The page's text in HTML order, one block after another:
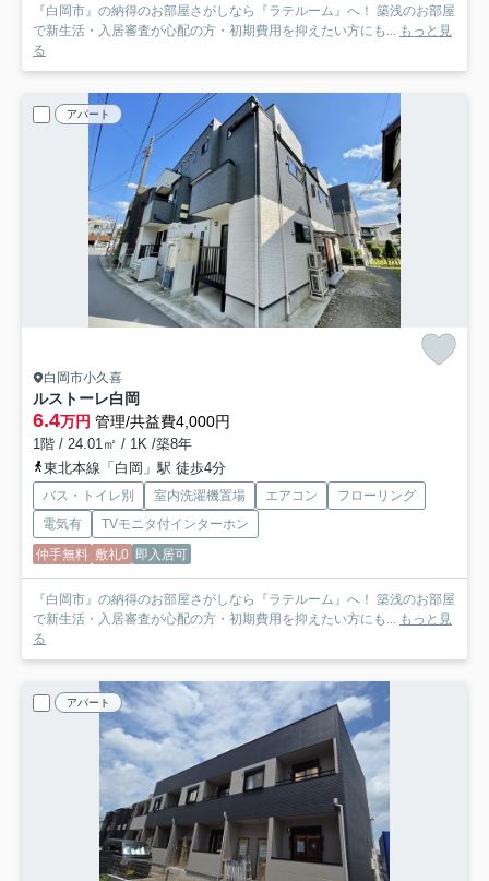
『白岡市』の納得のお部屋さがしなら『ラテルーム』へ！ 築浅のお部屋
で新生活・入居審査が心配の方・初期費用を抑えたい方にも... もっと見
る
アパート
白岡市小久喜
ルストーレ白岡
6.4万円 管理/共益費4,000円
1階 / 24.01㎡ / 1K /築8年
東北本線「白岡」駅 徒歩4分
バス・トイレ別 室内洗濯機置場 エアコン
フローリング
電気有
TVモニタ付インターホン
仲手無料 敷礼0 即入居可
『白岡市』の納得のお部屋さがしなら『ラテルーム』へ！ 築浅のお部屋
で新生活・入居審査が心配の方・初期費用を抑えたい方にも... もっと見
る
アパート